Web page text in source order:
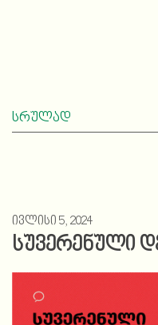
სრულად
ივლისი 5, 2024
სუვერენული